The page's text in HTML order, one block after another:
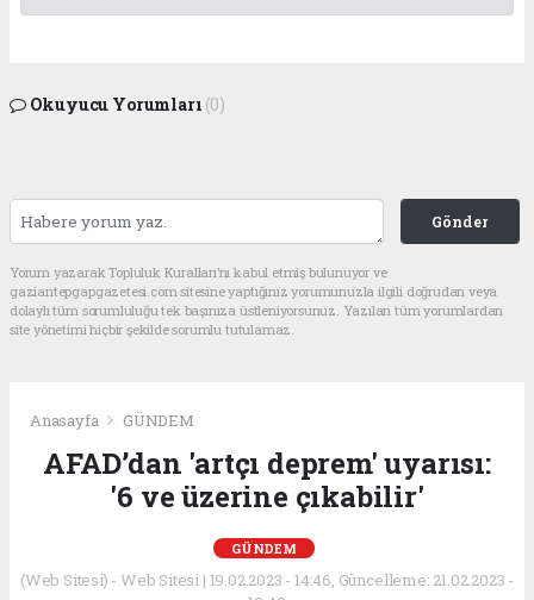
Okuyucu Yorumları (0)
Gönder
Yorum yazarak Topluluk Kuralları’nı kabul etmiş bulunuyor ve
gaziantepgapgazetesi.com sitesine yaptığınız yorumunuzla ilgili doğrudan veya
dolaylı tüm sorumluluğu tek başınıza üstleniyorsunuz. Yazılan tüm yorumlardan
site yönetimi hiçbir şekilde sorumlu tutulamaz.
Anasayfa GÜNDEM
AFAD’dan 'artçı deprem' uyarısı:
'6 ve üzerine çıkabilir'
GÜNDEM
(Web Sitesi) - Web Sitesi | 19.02.2023 - 14:46, Güncelleme: 21.02.2023 -